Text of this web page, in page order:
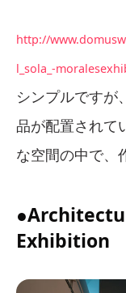
http://
l_sola_-
シンプルですが
品が配置されて
な空間の中で、
Exhibition